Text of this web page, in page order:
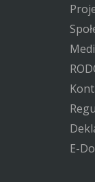
E-